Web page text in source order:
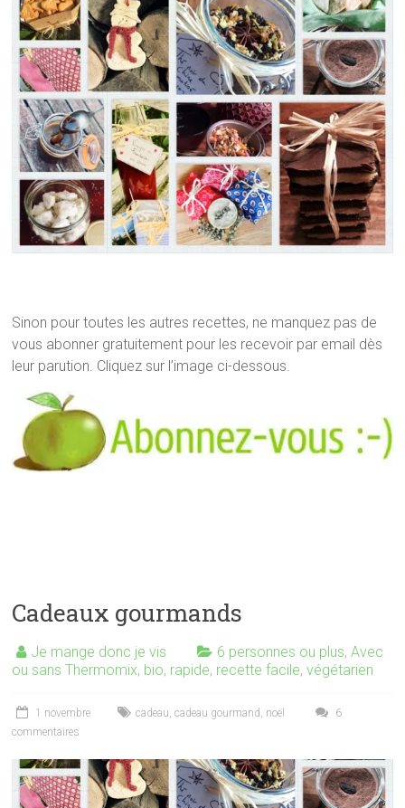
Sinon pour toutes les autres recettes, ne manquez pas de
vous abonner gratuitement pour les recevoir par email dès
leur parution. Cliquez sur l’image ci-dessous.
Cadeaux gourmands
Je mange donc je vis 6 personnes ou plus,Avec
ou sans Thermomix, bio, rapide, recette facile,végétarien
1 novembre cadeau ,cadeau gourmand noël
6
commentaires